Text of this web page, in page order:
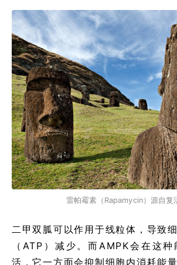
雷帕霉素（Rapamycin）源自复
二甲双胍可以作用于线粒体，导致
（ATP）减少。而AMPK会在这
活，它一方面会抑制细胞内消耗能